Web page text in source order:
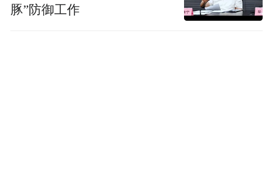
豚”防御工作